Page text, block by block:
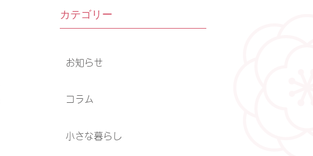
カテゴリー
お知らせ
コラム
小さな暮らし